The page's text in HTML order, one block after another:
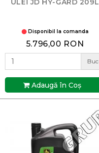
ULEI JD HY-GARD 209L
Disponibil la comanda
5.796,00 RON
Buc
Adaugă în Coş